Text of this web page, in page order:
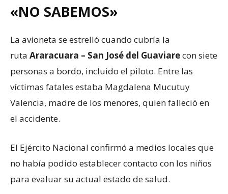
«NO SABEMOS»
La avioneta se estrelló cuando cubría la
ruta Araracuara – San José del Guaviarecon siete
personas a bordo, incluido el piloto. Entre las
víctimas fatales estaba Magdalena Mucutuy
Valencia, madre de los menores, quien falleció en
el accidente.
El Ejército Nacional confirmó a medios locales que
no había podido establecer contacto con los niños
para evaluar su actual estado de salud.